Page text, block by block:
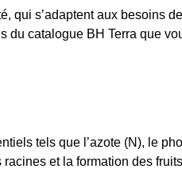
qui s’adaptent aux besoins
du catalogue BH Terra que
tels que l’azote (N), le
et la formation des